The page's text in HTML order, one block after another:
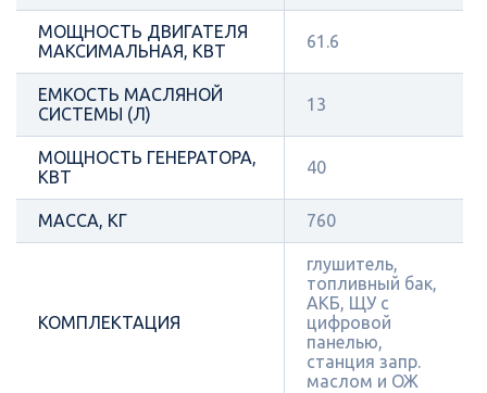
МОЩНОСТЬ ДВИГАТЕЛЯ
МАКСИМАЛЬНАЯ, КВТ
61.6
ЕМКОСТЬ МАСЛЯНОЙ
СИСТЕМЫ (Л)
13
МОЩНОСТЬ ГЕНЕРАТОРА,
КВТ
40
МАССА, КГ 760
КОМПЛЕКТАЦИЯ
глушитель,
топливный бак,
АКБ, ЩУ с
цифровой
панелью,
станция запр.
маслом и ОЖ